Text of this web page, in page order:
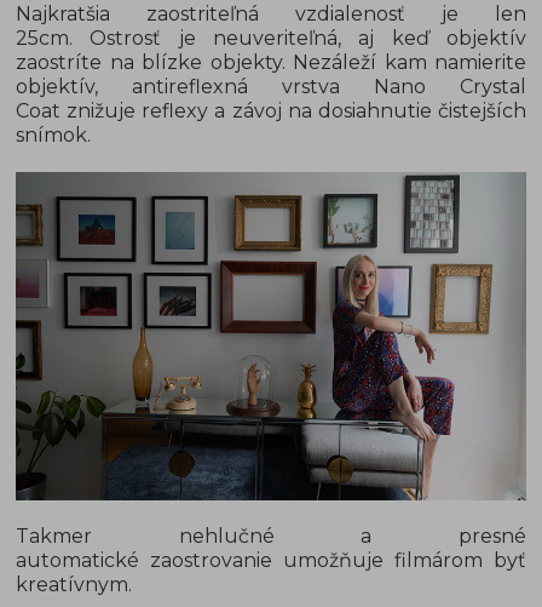
Najkratšia zaostriteľná vzdialenosť je len
25cm. Ostrosť je neuveriteľná, aj keď objektív
zaostríte na blízke objekty. Nezáleží kam namierite
objektív, antireflexná vrstva Nano Crystal
Coat znižuje reflexy a závoj na dosiahnutie čistejších
snímok.
Takmer nehlučné a presné
automatické zaostrovanie umožňuje filmárom byť
kreatívnym.